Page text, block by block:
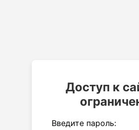
Доступ к
Введите пароль: